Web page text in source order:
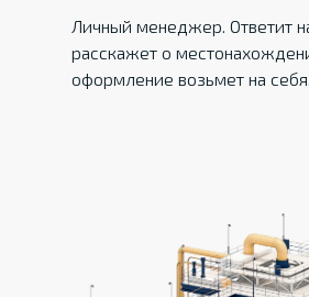
Личный менеджер. Ответит
расскажет о
оформление возьмет на себя.